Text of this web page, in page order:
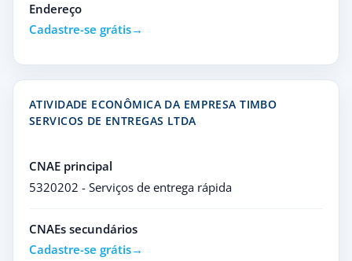
Endereço
Cadastre-se grátis
ATIVIDADE ECONÔMICA DA EMPRESA TIMBO
SERVICOS DE ENTREGAS LTDA
CNAE principal
5320202 - Serviços de entrega rápida
CNAEs secundários
Cadastre-se grátis